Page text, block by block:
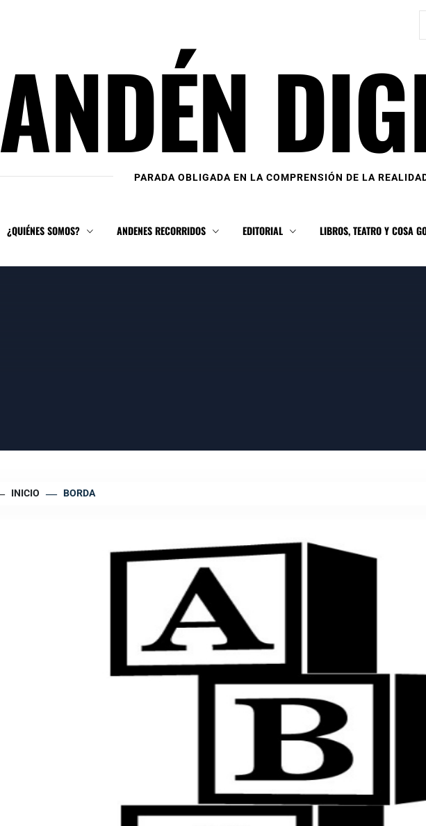
ANDÉN
PARADA OBLIGADA EN LA COMPRENSIÓN DE LA
¿QUIÉNES SOMOS? ANDENES RECORRIDOS EDITORIAL LIBROS, TEATRO Y COSA
INICIO BORDA